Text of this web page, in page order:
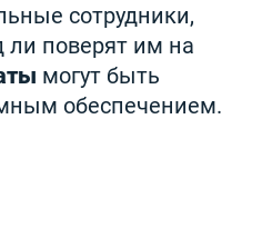
сотрудники,
ли поверят им на
могут быть
обеспечением.